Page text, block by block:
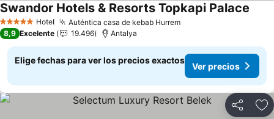
5 Estrellas Hotel Auténtica casa de kebab HurremVer precios
Swandor Hotels & Resorts Topkapi Palace
8,9 Excelente 19.496 Antalya
Elige fechas para ver los precios exactos
Ver precios
Compartir